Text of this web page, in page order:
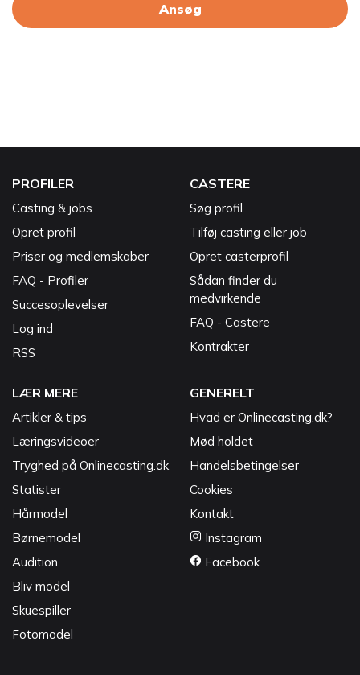
Ansøg
PROFILER
Casting & jobs
Opret profil
Priser og medlemskaber
FAQ - Profiler
Succesoplevelser
Log ind
RSS
CASTERE
Søg profil
Tilføj casting eller job
Opret casterprofil
Sådan finder du
medvirkende
FAQ - Castere
Kontrakter
LÆR MERE
Artikler & tips
Læringsvideoer
Tryghed på Onlinecasting.dk
Statister
Hårmodel
Børnemodel
Audition
Bliv model
Skuespiller
Fotomodel
GENERELT
Hvad er Onlinecasting.dk?
Mød holdet
Handelsbetingelser
Cookies
Kontakt
Instagram
Facebook